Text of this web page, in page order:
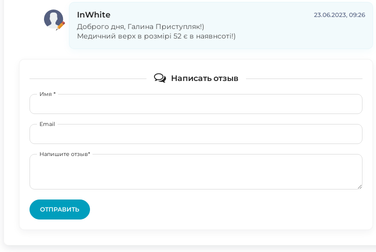
InWhite 23.06.2023, 09:26
Доброго дня, Галина Приступляк!)
Медичний верх в розмірі 52 є в наявнсоті!)
Написать отзыв
Имя *
Email
Напишите отзыв*
ОТПРАВИТЬ